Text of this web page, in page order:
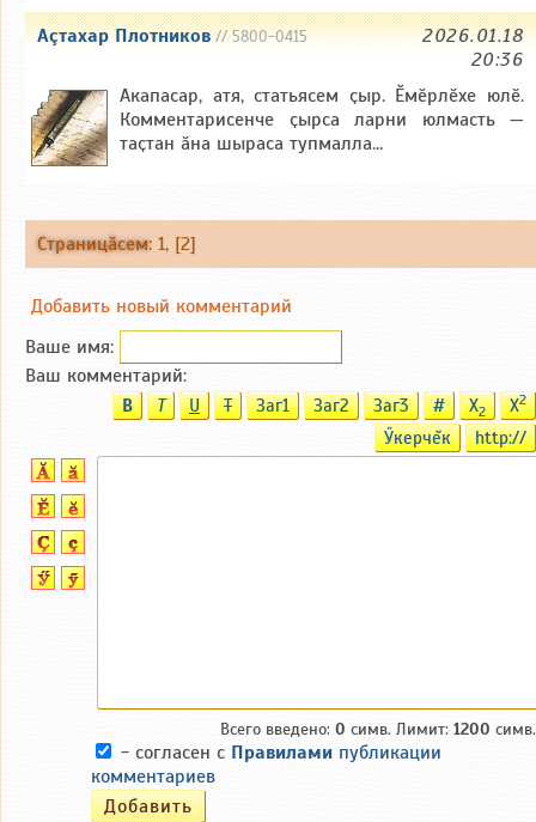
Аçтахар Плотников// 5800-0415
2026.01.18
20:36
Акапасар, атя, статьясем ҫыр. Ӗмӗрлӗхе юлӗ.
Комментарисенче ҫырса ларни юлмасть —
таҫтан ӑна шыраса тупмалла…
Страницăсем: 1, [2]
Добавить новый комментарий
Ваше имя:
Ваш комментарий:
B T U T Заг1 Заг2 Заг3 # X2 X2
Ӳкерчĕк http://
Всего введено: 0 симв. Лимит: 1200 симв.
- согласен с Правилами публикации
комментариев